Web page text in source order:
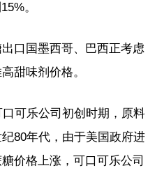
。
口国墨西哥、巴西正考虑
甜味剂价格。
可乐公司初创时期，原料
80年代，由于美国政府进
价格上涨，可口可乐公司